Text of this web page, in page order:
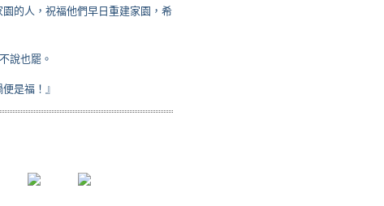
的人，祝福他們早日重建家園，希
說也罷。
是福！』